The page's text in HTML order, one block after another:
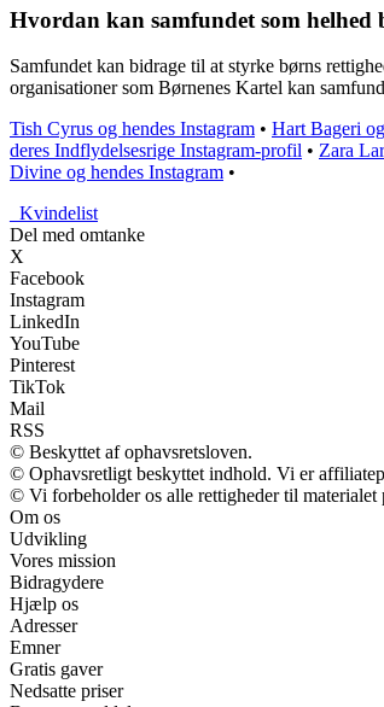
Hvordan kan samfundet som helhed
Samfundet kan bidrage til at styrke børns
organisationer som Børnenes Kartel kan
Tish Cyrus og hendes Instagram • Hart Bageri
deres Indflydelsesrige Instagram-profil • Zara
Divine og hendes Instagram •
Kvindelist
Del med omtanke
X
Facebook
Instagram
LinkedIn
YouTube
Pinterest
TikTok
Mail
RSS
© Beskyttet af ophavsretsloven.
© Ophavsretligt beskyttet indhold. Vi er
© Vi forbeholder os alle rettigheder til
Om os
Udvikling
Vores mission
Bidragydere
Hjælp os
Adresser
Emner
Gratis gaver
Nedsatte priser